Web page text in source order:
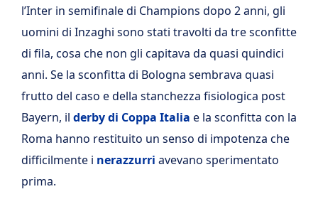
l’Inter in semifinale di Champions dopo 2 anni, gli
uomini di Inzaghi sono stati travolti da tre sconfitte
di fila, cosa che non gli capitava da quasi quindici
anni. Se la sconfitta di Bologna sembrava quasi
frutto del caso e della stanchezza fisiologica post
Bayern, il derby di Coppa Italia e la sconfitta con la
Roma hanno restituito un senso di impotenza che
difficilmente i nerazzurri avevano sperimentato
prima.